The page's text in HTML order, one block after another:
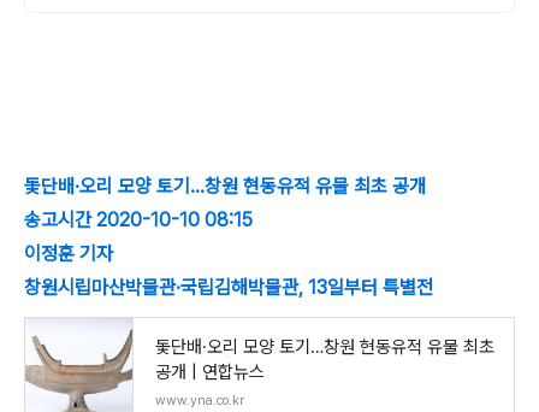
돛단배·오리 모양 토기…창원 현동유적 유물 최초 공개
송고시간 2020-10-10 08:15
이정훈 기자
창원시립마산박물관·국립김해박물관, 13일부터 특별전
돛단배·오리 모양 토기…창원 현동유적 유물 최초
공개 | 연합뉴스
www.yna.co.kr